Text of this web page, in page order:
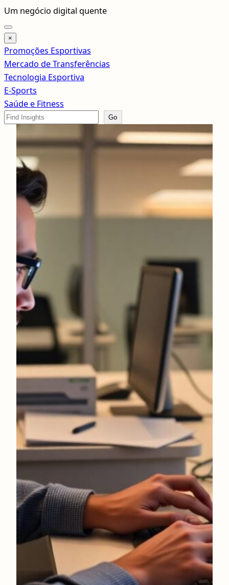
Pular
para
o
conteúdo
Um negócio digital quente
×
Promoções Esportivas
Mercado de Transferências
Tecnologia Esportiva
E-Sports
Saúde e Fitness
Search
Go